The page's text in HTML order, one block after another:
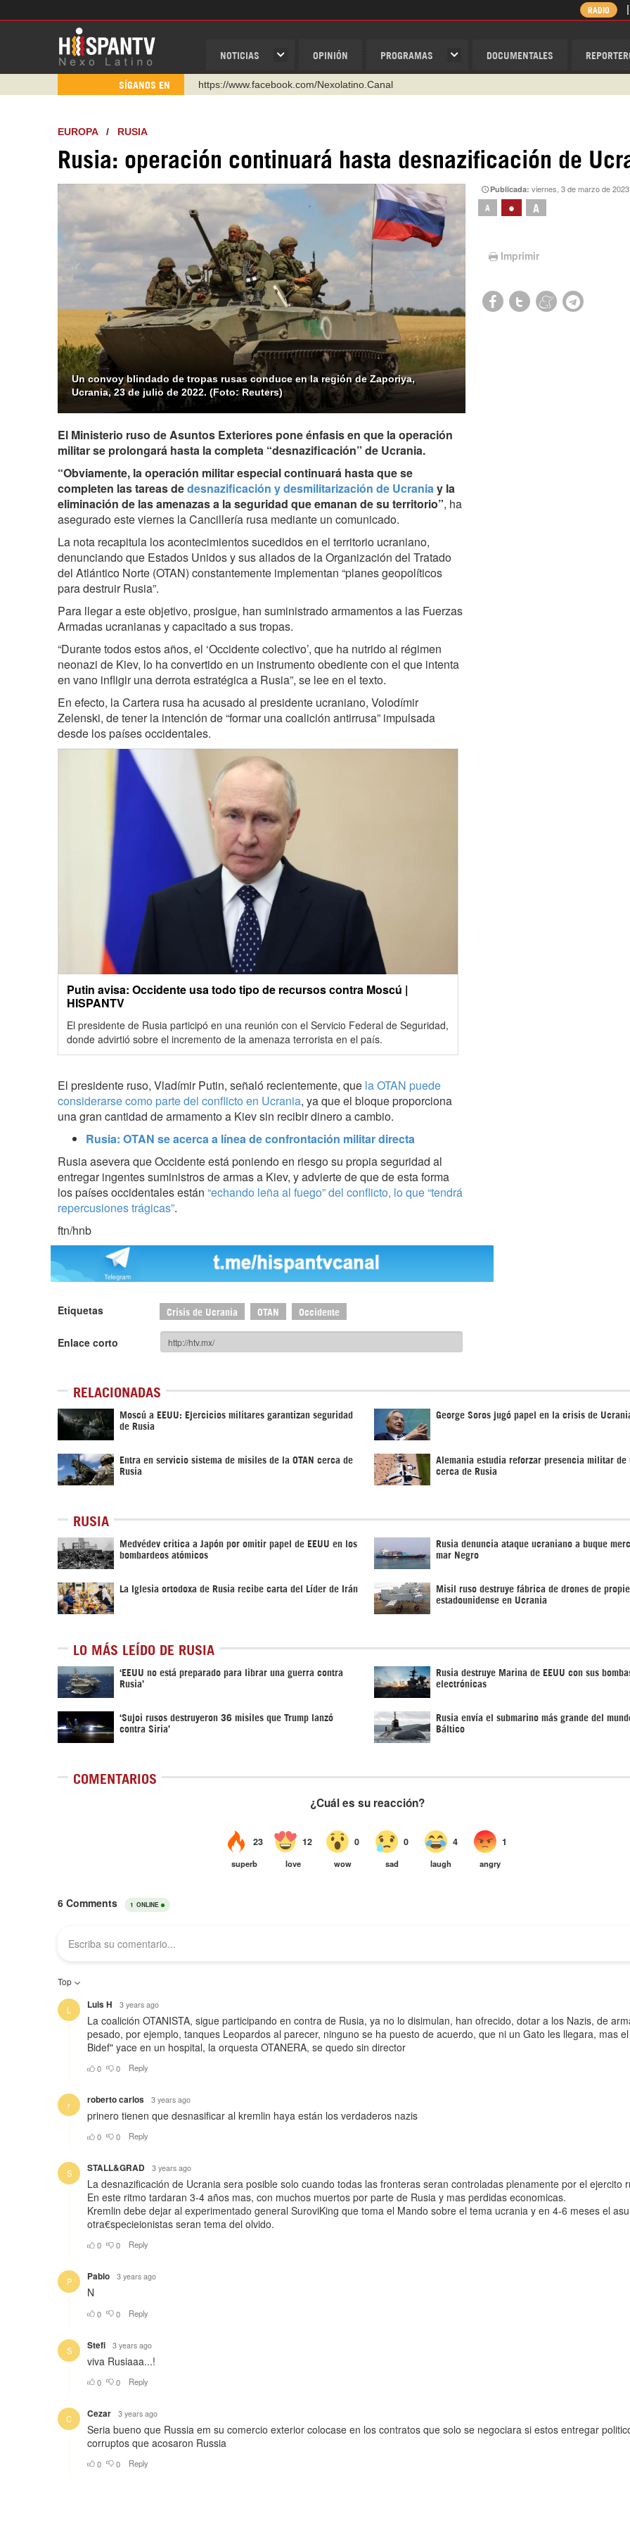
NOTICIAS OPINIÓN PROGRAMAS DOCUMENTALES
RADIO
SÍGANOS EN
https://www.facebook.com/Nexolatino.Canal
https://t.me/hispantvcanal
https://urmedium.com/c/hispantv
WhatsApp y Viber: +98 921 79 29 404
Instagram como: hispan_tv
EUROPA/ RUSIA
Rusia: operación continuará hasta desnazificación de
Un convoy blindado de tropas rusas conduce en la región de Zaporiya,
Ucrania, 23 de julio de 2022. (Foto: Reuters)
Publicada:viernes, 3 de marzo de
A • A
Imprimir
El Ministerio ruso de Asuntos Exteriores pone énfasis en que la operación
militar se prolongará hasta la completa “desnazificación” de Ucrania.
“Obviamente, la operación militar especial continuará hasta que se
completen las tareas dedesnazificación y desmilitarización de Ucraniay la
eliminación de las amenazas a la seguridad que emanan de su territorio”, ha
asegurado este viernes la Cancillería rusa mediante un comunicado.
La nota recapitula los acontecimientos sucedidos en el territorio ucraniano,
denunciando que Estados Unidos y sus aliados de la Organización del Tratado
del Atlántico Norte (OTAN) constantemente implementan “planes geopolíticos
para destruir Rusia”.
Para llegar a este objetivo, prosigue, han suministrado armamentos a las Fuerzas
Armadas ucranianas y capacitado a sus tropas.
“Durante todos estos años, el ‘Occidente colectivo’, que ha nutrido al régimen
neonazi de Kiev, lo ha convertido en un instrumento obediente con el que intenta
en vano infligir una derrota estratégica a Rusia”, se lee en el texto.
En efecto, la Cartera rusa ha acusado al presidente ucraniano, Volodímir
Zelenski, de tener la intención de “formar una coalición antirrusa” impulsada
desde los países occidentales.
Putin avisa: Occidente usa todo tipo de recursos contra Moscú |
HISPANTV
El presidente de Rusia participó en una reunión con el Servicio Federal de Seguridad,
donde advirtió sobre el incremento de la amenaza terrorista en el país.
El presidente ruso, Vladímir Putin, señaló recientemente, que la OTAN puede
considerarse como parte del conflicto en Ucrania, ya que el bloque proporciona
una gran cantidad de armamento a Kiev sin recibir dinero a cambio.
Rusia: OTAN se acerca a línea de confrontación militar directa
Rusia asevera que Occidente está poniendo en riesgo su propia seguridad al
entregar ingentes suministros de armas a Kiev, y advierte de que de esta forma
los países occidentales están “echando leña al fuego” del conflicto, lo que “tendrá
repercusiones trágicas”.
ftn/hnb
Etiquetas Crisis de Ucrania OTAN Occidente
Enlace corto
RELACIONADAS
Moscú a EEUU: Ejercicios militares garantizan seguridad
de Rusia
George Soros jugó papel en la crisis de
Entra en servicio sistema de misiles de la OTAN cerca de
Rusia
Alemania estudia reforzar presencia militar de
cerca de Rusia
RUSIA
Medvédev critica a Japón por omitir papel de EEUU en los
bombardeos atómicos
Rusia denuncia ataque ucraniano a buque
mar Negro
La Iglesia ortodoxa de Rusia recibe carta del Líder de Irán Misil ruso destruye fábrica de drones de
estadounidense en Ucrania
LO MÁS LEÍDO DE RUSIA
‘EEUU no está preparado para librar una guerra contra
Rusia’
Rusia destruye Marina de EEUU con sus
electrónicas
‘Sujoi rusos destruyeron 36 misiles que Trump lanzó
contra Siria’
Rusia envía el submarino más grande del
Báltico
COMENTARIOS